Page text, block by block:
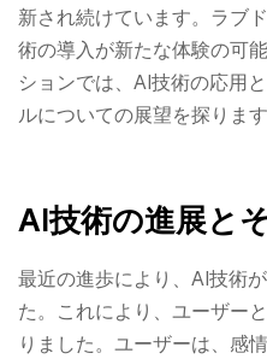
新され続けています。ラブ
術の導入が新たな体験の可
ションでは、AI技術の応用
ルについての展望を探ります
AI技術の進展と
最近の進歩により、AI技術
た。これにより、ユーザー
りました。ユーザーは、感